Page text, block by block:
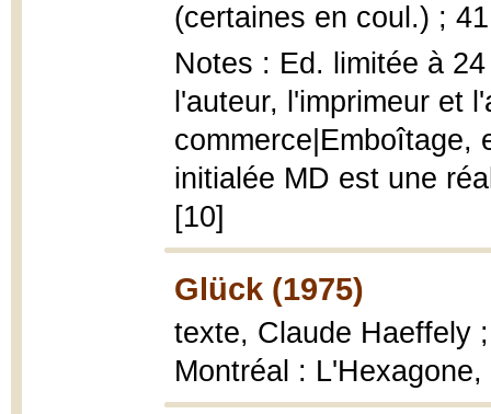
(certaines en coul.) ;
Notes : Ed. limitée à
l'auteur, l'imprimeur et
commerce|Emboîtage,
initialée MD est une
[10]
Glück (1975)
texte, Claude Haeffely
Montréal :